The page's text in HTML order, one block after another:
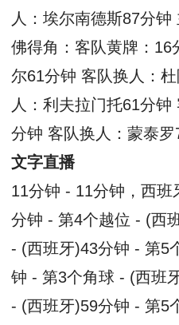
人：埃尔南德斯87分
佛得角：客队黄牌：16
尔61分钟 客队换人：
人：利夫拉门托61分
分钟 客队换人：蒙泰罗
文字直播
11分钟 - 11分钟，西
分钟 - 第4个越位 - (西
- (西班牙)43分钟 - 第5
钟 - 第3个角球 - (西班
- (西班牙)59分钟 - 第5